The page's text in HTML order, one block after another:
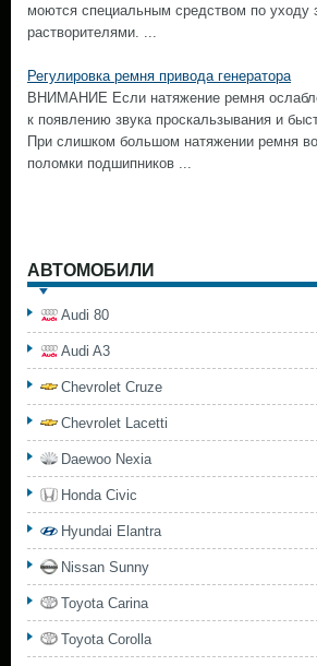
моются специальным средством по уходу
растворителями. ...
Регулировка ремня привода генератора
ВНИМАНИЕ Если натяжение ремня
к появлению звука проскальзывания и
При слишком большом натяжении ремня
поломки подшипников ...
АВТОМОБИЛИ
Audi 80
Audi A3
Chevrolet Cruze
Chevrolet Lacetti
Daewoo Nexia
Honda Civic
Hyundai Elantra
Nissan Sunny
Toyota Carina
Toyota Corolla